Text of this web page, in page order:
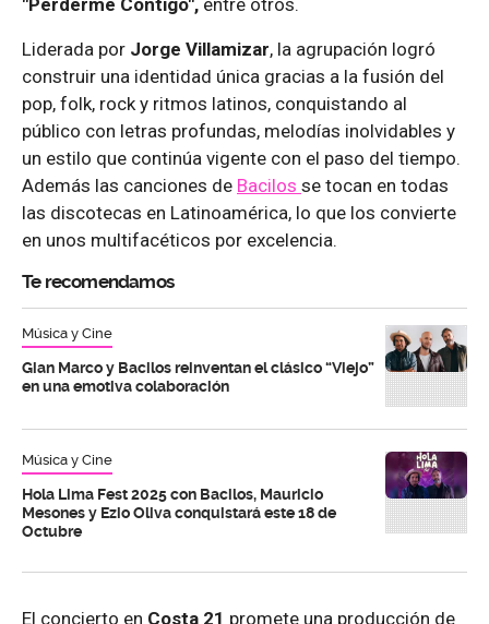
"Perderme Contigo", entre otros.
Liderada por Jorge Villamizar, la agrupación logró
construir una identidad única gracias a la fusión del
pop, folk, rock y ritmos latinos, conquistando al
público con letras profundas, melodías inolvidables y
un estilo que continúa vigente con el paso del tiempo.
Además las canciones de Bacilos se tocan en todas
las discotecas en Latinoamérica, lo que los convierte
en unos multifacéticos por excelencia.
Te recomendamos
Música y Cine
Gian Marco y Bacilos reinventan el clásico “Viejo”
en una emotiva colaboración
Música y Cine
Hola Lima Fest 2025 con Bacilos, Mauricio
Mesones y Ezio Oliva conquistará este 18 de
Octubre
El concierto en Costa 21 promete una producción de